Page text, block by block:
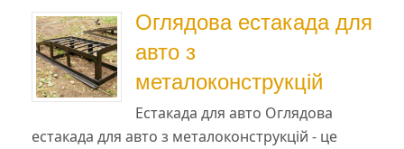
Оглядова естакада для
авто з
металоконструкцій
Естакада для авто Оглядова
естакада для авто з металоконструкцій - це